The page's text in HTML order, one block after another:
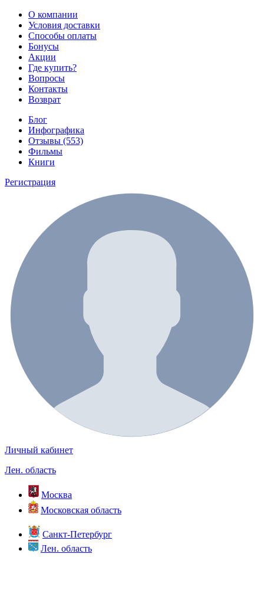
О компании
Условия доставки
Способы оплаты
Бонусы
Акции
Где купить?
Вопросы
Контакты
Возврат
Блог
Инфографика
Отзывы (553)
Фильмы
Книги
Регистрация
Личный кабинет
Лен. область
Москва
Московская область
Санкт-Петербург
Лен. область